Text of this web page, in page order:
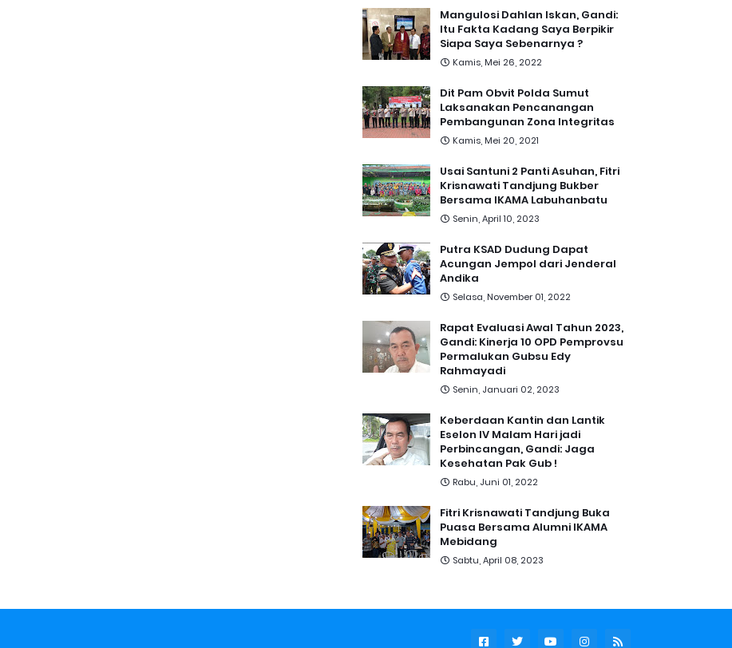
Mangulosi Dahlan Iskan, Gandi:
Itu Fakta Kadang Saya Berpikir
Siapa Saya Sebenarnya ?
Kamis, Mei 26, 2022
Dit Pam Obvit Polda Sumut
Laksanakan Pencanangan
Pembangunan Zona Integritas
Kamis, Mei 20, 2021
Usai Santuni 2 Panti Asuhan, Fitri
Krisnawati Tandjung Bukber
Bersama IKAMA Labuhanbatu
Senin, April 10, 2023
Putra KSAD Dudung Dapat
Acungan Jempol dari Jenderal
Andika
Selasa, November 01, 2022
Rapat Evaluasi Awal Tahun 2023,
Gandi: Kinerja 10 OPD Pemprovsu
Permalukan Gubsu Edy
Rahmayadi
Senin, Januari 02, 2023
Keberdaan Kantin dan Lantik
Eselon IV Malam Hari jadi
Perbincangan, Gandi: Jaga
Kesehatan Pak Gub !
Rabu, Juni 01, 2022
Fitri Krisnawati Tandjung Buka
Puasa Bersama Alumni IKAMA
Mebidang
Sabtu, April 08, 2023